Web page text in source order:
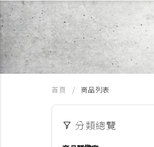
首頁 商品列表
分類總覽